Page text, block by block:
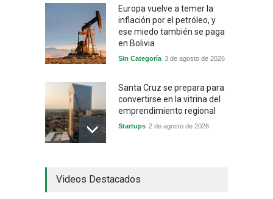
Europa vuelve a temer la
inflación por el petróleo, y
ese miedo también se paga
en Bolivia
Sin Categoría 3 de agosto de 2026
Santa Cruz se prepara para
convertirse en la vitrina del
emprendimiento regional
Startups 2 de agosto de 2026
industrial y el golpe puede
Videos Destacados